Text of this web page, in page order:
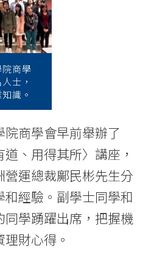
商學
士，
識。
商學會早前舉辦了
道、用得其所〉講座，
運總裁鄺民彬先生分
經驗。副學士同學和
學踴躍出席，把握機
財心得。